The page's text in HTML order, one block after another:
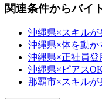
関連条件からバイ
沖縄県×スキルが
沖縄県×体を動か
沖縄県×正社員登
沖縄県×ピアス
那覇市×スキルが